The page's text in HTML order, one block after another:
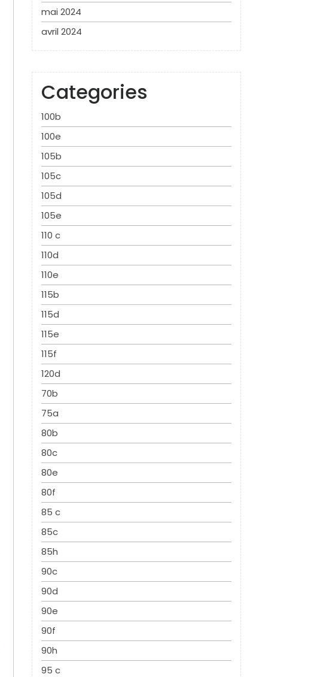
mai 2024
avril 2024
Categories
100b
100e
105b
105c
105d
105e
110 c
110d
110e
115b
115d
115e
115f
120d
70b
75a
80b
80c
80e
80f
85 c
85c
85h
90c
90d
90e
90f
90h
95 c